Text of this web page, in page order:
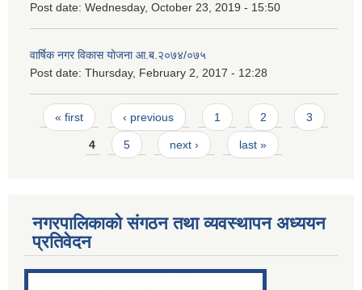
Post date: Wednesday, October 23, 2019 - 15:50
वार्षिक नगर विकास योजना आ.ब.२०७४/०७५
Post date: Thursday, February 2, 2017 - 12:28
Pages
« first ‹ previous 1 2 3
4 5 next › last »
नगरपालिकाको संगठन तथा व्यवस्थापन अध्ययन
प्रतिवेदन